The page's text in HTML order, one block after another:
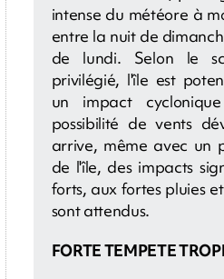
intense du météore à
entre la nuit de
de lundi. Selon le
privilégié, l'île est
un impact
possibilité de vents
arrive, même avec un
de l'île, des impacts
forts, aux fortes pluies
sont attendus.
FORTE TEMPETE